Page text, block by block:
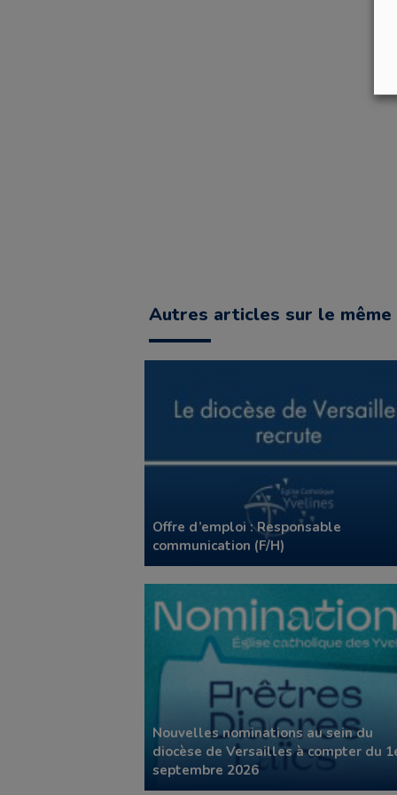
Autres articles sur le même
Offre d’emploi : Responsable
communication (F/H)
Nouvelles nominations au sein du
diocèse de Versailles à compter du
septembre 2026